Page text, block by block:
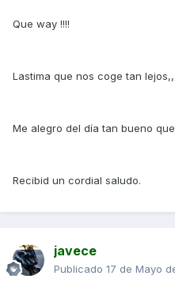
Que way !!!!
Lastima que nos coge tan
Me alegro del día tan bueno
Recibid un cordial saludo.
javece
Publicado 17 de Mayo